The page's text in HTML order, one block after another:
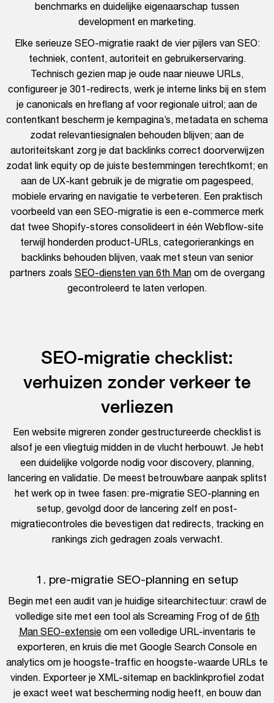
benchmarks en duidelijke eigenaarschap tussen
development en marketing.
Elke serieuze SEO-migratie raakt de vier pijlers van SEO:
techniek, content, autoriteit en gebruikerservaring.
Technisch gezien map je oude naar nieuwe URLs,
configureer je 301-redirects, werk je interne links bij en stem
je canonicals en hreflang af voor regionale uitrol; aan de
contentkant bescherm je kernpagina’s, metadata en schema
zodat relevantiesignalen behouden blijven; aan de
autoriteitskant zorg je dat backlinks correct doorverwijzen
zodat link equity op de juiste bestemmingen terechtkomt; en
aan de UX-kant gebruik je de migratie om pagespeed,
mobiele ervaring en navigatie te verbeteren. Een praktisch
voorbeeld van een SEO-migratie is een e-commerce merk
dat twee Shopify-stores consolideert in één Webflow-site
terwijl honderden product-URLs, categorierankings en
backlinks behouden blijven, vaak met steun van senior
partners zoals SEO-diensten van 6th Manom de overgang
gecontroleerd te laten verlopen.
SEO-migratie checklist:
verhuizen zonder verkeer te
verliezen
Een website migreren zonder gestructureerde checklist is
alsof je een vliegtuig midden in de vlucht herbouwt. Je hebt
een duidelijke volgorde nodig voor discovery, planning,
lancering en validatie. De meest betrouwbare aanpak splitst
het werk op in twee fasen: pre-migratie SEO-planning en
setup, gevolgd door de lancering zelf en post-
migratiecontroles die bevestigen dat redirects, tracking en
rankings zich gedragen zoals verwacht.
1. pre-migratie SEO-planning en setup
Begin met een audit van je huidige sitearchitectuur: crawl de
volledige site met een tool als Screaming Frog of de 6th
Man SEO-extensieom een volledige URL-inventaris te
exporteren, en kruis die met Google Search Console en
analytics om je hoogste-traffic en hoogste-waarde URLs te
vinden. Exporteer je XML-sitemap en backlinkprofiel zodat
je exact weet wat bescherming nodig heeft, en bouw dan